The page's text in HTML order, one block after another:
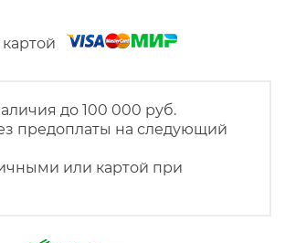
до 100 000 руб.
предоплаты на следующий
или картой при